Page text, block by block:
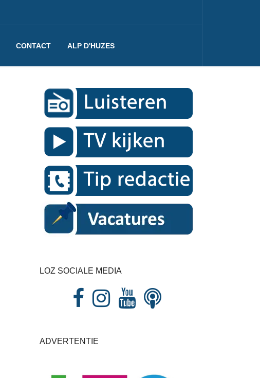
CONTACT ALP D'HUZES
LOZ SOCIALE MEDIA
ADVERTENTIE